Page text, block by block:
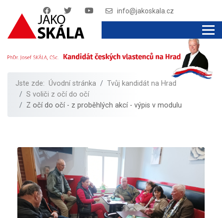
info@jakoskala.cz
Jste zde: Úvodní stránka
Tvůj kandidát na Hrad
S voliči z očí do očí
Z očí do očí - z proběhlých akcí - výpis v modulu